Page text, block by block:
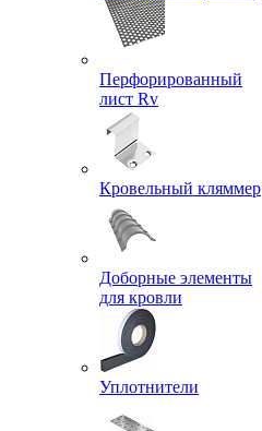
Перфорированный
лист Rv
Кровельный кляммер
Доборные элементы
для кровли
Уплотнители